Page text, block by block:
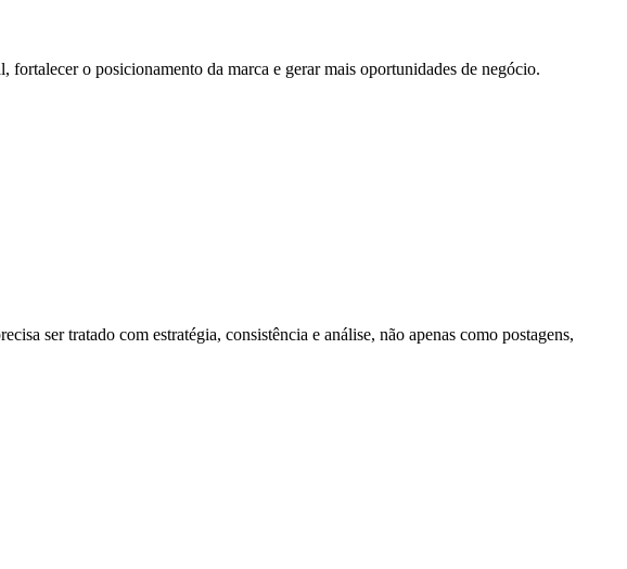
fortalecer o posicionamento da marca e gerar mais oportunidades de negócio.
ser tratado com estratégia, consistência e análise, não apenas como postagens,